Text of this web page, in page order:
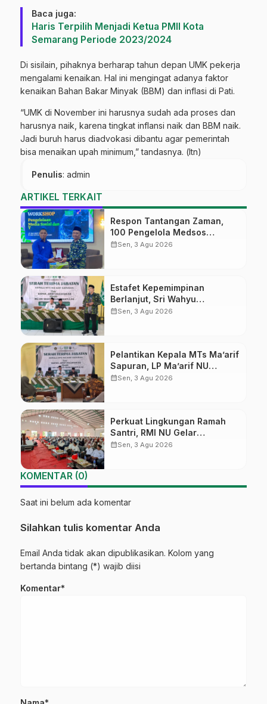
Baca juga:
Haris Terpilih Menjadi Ketua PMII Kota
Semarang Periode 2023/2024
Di sisilain, pihaknya berharap tahun depan UMK pekerja
mengalami kenaikan. Hal ini mengingat adanya faktor
kenaikan Bahan Bakar Minyak (BBM) dan inflasi di Pati.
“UMK di November ini harusnya sudah ada proses dan
harusnya naik, karena tingkat inflansi naik dan BBM naik.
Jadi buruh harus diadvokasi dibantu agar pemerintah
bisa menaikan upah minimum,” tandasnya. (ltn)
Penulis: admin
ARTIKEL TERKAIT
Respon Tantangan Zaman,
100 Pengelola Medsos
Sekolah Ma’arif Pekalongan
calendar_monthSen, 3 Agu 2026
Estafet Kepemimpinan
Berlanjut, Sri Wahyu
Susilowati Resmi Pimpin MTs
calendar_monthSen, 3 Agu 2026
Pelantikan Kepala MTs Ma’arif
Sapuran, LP Ma’arif NU
Wonosobo Tekankan Lima
calendar_monthSen, 3 Agu 2026
Perkuat Lingkungan Ramah
Santri, RMI NU Gelar
‘Sambang Pesantren’ di Pati
calendar_monthSen, 3 Agu 2026
KOMENTAR (0)
Saat ini belum ada komentar
Silahkan tulis komentar Anda
Email Anda tidak akan dipublikasikan. Kolom yang
bertanda bintang (*) wajib diisi
Komentar*